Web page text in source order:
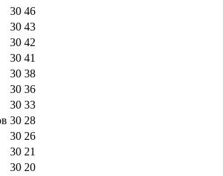
30 46
30 43
30 42
30 41
30 38
30 36
30 33
30 28
30 26
30 21
30 20